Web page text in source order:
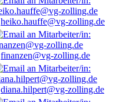
heiko.hauffe@vg-zolling.de
finanzen@vg-zolling.de
diana.hilpert@vg-zolling.de